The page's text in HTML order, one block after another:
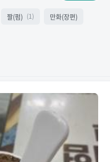
짤(펌) (1) 만화(장편)